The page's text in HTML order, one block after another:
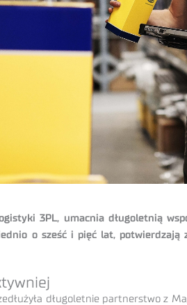
3PL, umacnia długoletnią
o sześć i pięć lat,
długoletnie partnerstwo z